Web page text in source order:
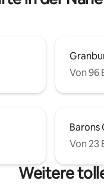
Von 96
Barons
Von 23
Weitere